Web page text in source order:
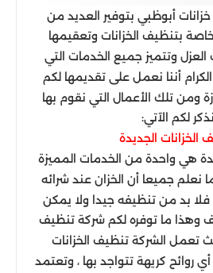
أبوظبي بتوفير العديد من
بتنظيف الخزانات وتعقيمها
العزل وتتميز جميع الخدمات التي
أننا نعمل على تقديمها لكم
ومن تلك الأعمال التي نقوم بها
نذكر لكم الآتي:
الخزانات الجديدة
هي واحدة من الخدمات المميزة
نعلم جميعا أن الخزان عند شرائه
فلا بد من تنظيفه جيدا ولا يمكن
وهذا ما توفره لكم شركة تنظيف
تعمل الشركة تنظيف الخزانات
روائح كريهة تتواجد بها ، وتعتمد